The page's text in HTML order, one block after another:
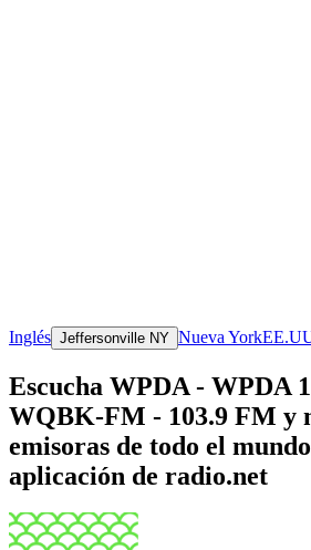
Inglés Jeffersonville NY Nueva York
Escucha WPDA - WPDA
WQBK-FM - 103.9 FM y
emisoras de todo el
aplicación de radio.net